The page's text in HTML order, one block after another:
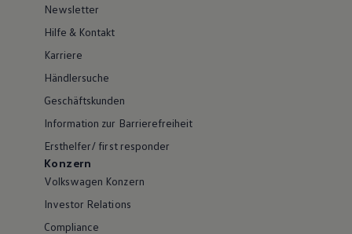
Newsletter
Hilfe & Kontakt
Karriere
Händlersuche
Geschäftskunden
Information zur Barrierefreiheit
Ersthelfer/ first responder
Konzern
Volkswagen Konzern
Investor Relations
Compliance